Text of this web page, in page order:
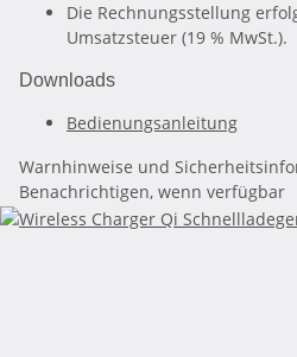
Die Rechnungsstellung
Umsatzsteuer (19 % MwSt.).
Downloads
Bedienungsanleitung
Warnhinweise und
Benachrichtigen, wenn verfügbar